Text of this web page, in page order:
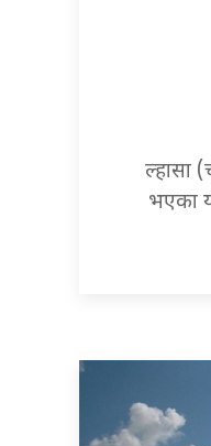
ल्हासा
भएका